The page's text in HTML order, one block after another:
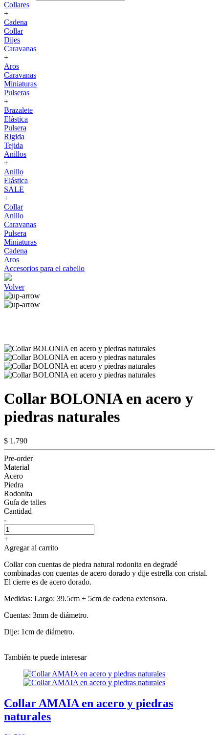
Collares
+
Cadena
Collar
Dijes
Caravanas
+
Aros
Caravanas
Miniaturas
Pulseras
+
Brazalete
Elástica
Pulsera
Rigida
Tejida
Anillos
+
Anillo
Elástica
SALE
+
Collar
Anillo
Caravanas
Pulsera
Miniaturas
Cadena
Aros
Accesorios para el cabello
Volver
Collar BOLONIA en acero y
piedras naturales
$ 1.790
Pre-order
Material
Acero
Piedra
Rodonita
Guía de talles
Cantidad
-
+
Agregar al carrito
Collar con cuentas de piedra natural rodonita en degradé
combinadas con cuentas de acero dorado y dije estrella con cristal.
El cierre es de acero dorado.
Medidas: Largo: 39.5cm + 5cm de cadena extensora.
Cuentas: 3mm de diámetro.
Dije: 1cm de diámetro.
También te puede interesar
Collar AMAIA en acero y piedras
naturales